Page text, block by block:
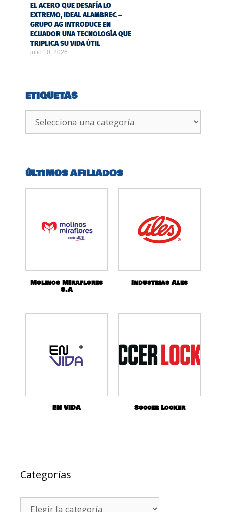
EL ACERO QUE DESAFÍA LO
EXTREMO, IDEAL ALAMBREC –
GRUPO AG INTRODUCE EN
ECUADOR UNA TECNOLOGÍA QUE
TRIPLICA SU VIDA ÚTIL
julio 10, 2026
ETIQUETAS
ÚLTIMOS AFILIADOS
Molinos MIraflores
S.A
Industrias Ales
EN VIDA Soccer Locker
Categorías